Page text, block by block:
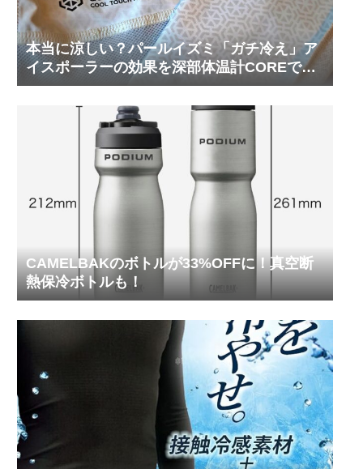
本当に涼しい？パールイズミ「ガチ冷え」ア
イスポーラーの効果を深部体温計COREで測
ってみた
CAMELBAKのボトルが33%OFFに！真空断
熱保冷ボトルも！